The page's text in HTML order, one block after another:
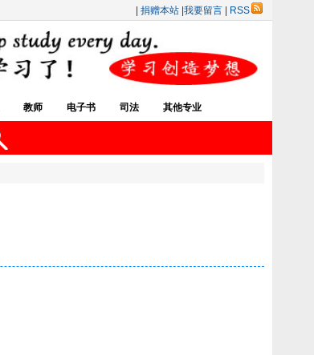
捐赠本站 我要留言 RSS
教师 电子书 司法 其他专业